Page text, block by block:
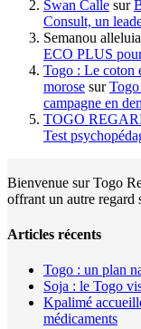
Swan Calle sur
Consult, un
Semanou alleluia
ECO PLUS
Togo : Le coton
morose sur
campagne en
TOGO
Test
Bienvenue sur Togo
offrant un autre regard
Articles récents
Togo : un plan
Soja : le Togo
Kpalimé
médicaments